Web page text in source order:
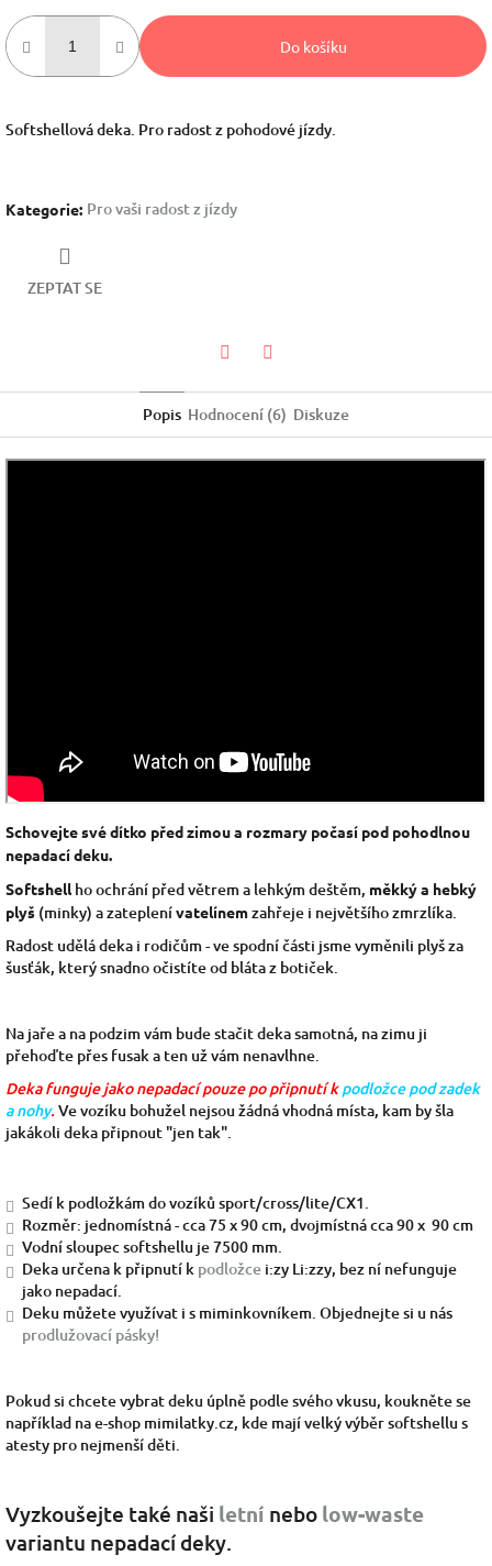
Do košíku
Softshellová deka. Pro radost z pohodové jízdy.
Kategorie: Pro vaši radost z jízdy
ZEPTAT SE
Popis Hodnocení (6) Diskuze
Schovejte své dítko před zimou a rozmary počasí pod pohodlnou
nepadací deku.
Softshellho ochrání před větrem a lehkým deštěm, měkký a hebký
plyš (minky) a zateplenívatelínemzahřeje i největšího zmrzlíka.
Radost udělá deka i rodičům - ve spodní části jsme vyměnili plyš za
šusťák, který snadno očistíte od bláta z botiček.
Na jaře a na podzim vám bude stačit deka samotná, na zimu ji
přehoďte přes fusak a ten už vám nenavlhne.
Deka funguje jako nepadací pouze po připnutí kpodložce pod zadek
a nohy.Ve vozíku bohužel nejsou žádná vhodná místa, kam by šla
jakákoli deka připnout "jen tak".
Sedí k podložkám do vozíků sport/cross/lite/CX1.
Rozměr: jednomístná - cca 75 x 90 cm, dvojmístná cca 90 x 90 cm
Vodní sloupec softshellu je 7500 mm.
Deka určena k připnutí k podložce i:zy Li:zzy, bez ní nefunguje
jako nepadací.
Deku můžete využívat i s miminkovníkem. Objednejte si u nás
prodlužovací pásky!
Pokud si chcete vybrat deku úplně podle svého vkusu, koukněte se
například na e-shop mimilatky.cz, kde mají velký výběr softshellu s
atesty pro nejmenší děti.
Vyzkoušejte také naši letní nebo low-waste
variantu nepadací deky.